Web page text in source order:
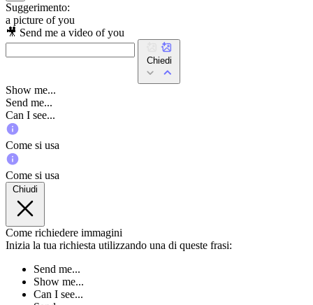
Suggerimento:
a picture of you
🎥 Send me a video of you
Chiedi
Show me...
Send me...
Can I see...
Come si usa
Come si usa
Chiudi
Come richiedere immagini
Inizia la tua richiesta utilizzando una di queste frasi:
Send me...
Show me...
Can I see...